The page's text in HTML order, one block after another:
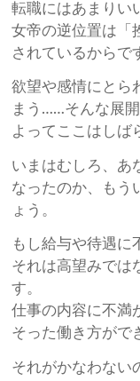
転職にはあまりい
女帝の逆位置は「
されているからで
欲望や感情にとら
まう……そんな展
よってここはしば
いまはむしろ、あ
なったのか、もう
ょう。
もし給与や待遇に
それは高望みでは
す。
仕事の内容に不満
そった働き方がで
それがかなわない